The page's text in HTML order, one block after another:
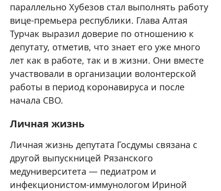
параллельно Хубезов стал выполнять работу
вице-премьера республики. Глава Алтая
Турчак выразил доверие по отношению к
депутату, отметив, что знает его уже много
лет как в работе, так и в жизни. Они вместе
участвовали в организации волонтерской
работы в период коронавируса и после
начала СВО.
Личная жизнь
Личная жизнь депутата Госдумы связана с
другой выпускницей Рязанского
медуниверситета — педиатром и
инфекционистом-иммунологом Ириной